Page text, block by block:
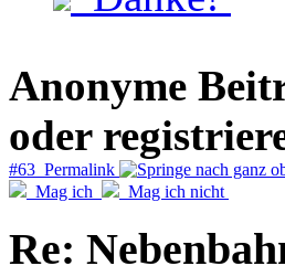
Anonyme
oder
#63 Permalink
Mag ich
Mag ich nicht
Re: